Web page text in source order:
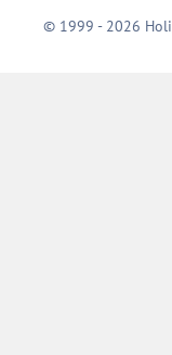
© 1999 - 2026